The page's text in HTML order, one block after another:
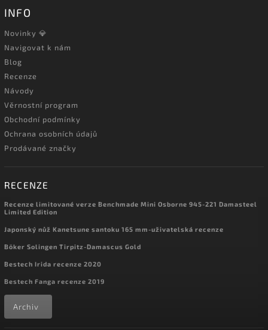
INFO
Novinky 💎
Navigovat k nám
Blog
Recenze
Návody
Věrnostní program
Obchodní podmínky
Ochrana osobních údajů
Prodávané značky
RECENZE
Recenze limitované verze Benchmade Mini Osborne 945-221 Damasteel
Limited Edition
Japonský nůž Kanetsune santoku 165 mm-uživatelská recenze
Böker Solingen Tirpitz-Damascus Gold
Bestech Irida recenze 2020
Bestech Fanga recenze 2019
Archiv